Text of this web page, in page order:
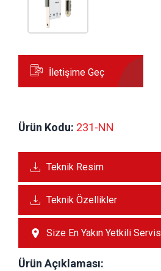
İletişime Geç
Ürün Kodu: 231-NN
Teknik Resim
Teknik Özellikler
Size En Yakın Yetkili Servis
Ürün Açıklaması: